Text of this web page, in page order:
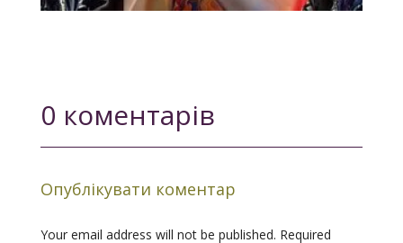
0 коментарів
Опублікувати коментар
Your email address will not be published. Required